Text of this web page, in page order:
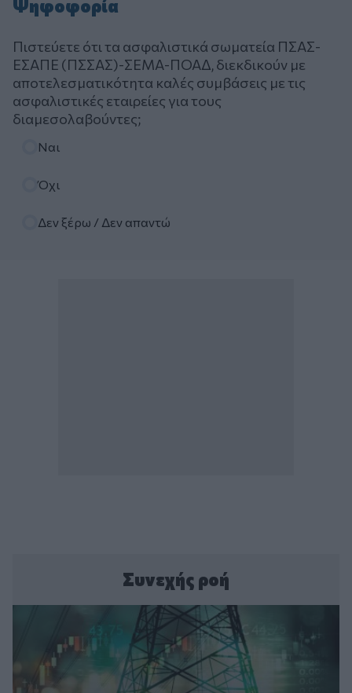
Ψηφοφορία
Πιστεύετε ότι τα ασφαλιστικά σωματεία ΠΣΑΣ-
ΕΣΑΠΕ (ΠΣΣΑΣ)-ΣΕΜΑ-ΠΟΑΔ, διεκδικούν με
αποτελεσματικότητα καλές συμβάσεις με τις
ασφαλιστικές εταιρείες για τους
διαμεσολαβούντες;
Ναι
Όχι
Δεν ξέρω / Δεν απαντώ
Συνεχής ροή